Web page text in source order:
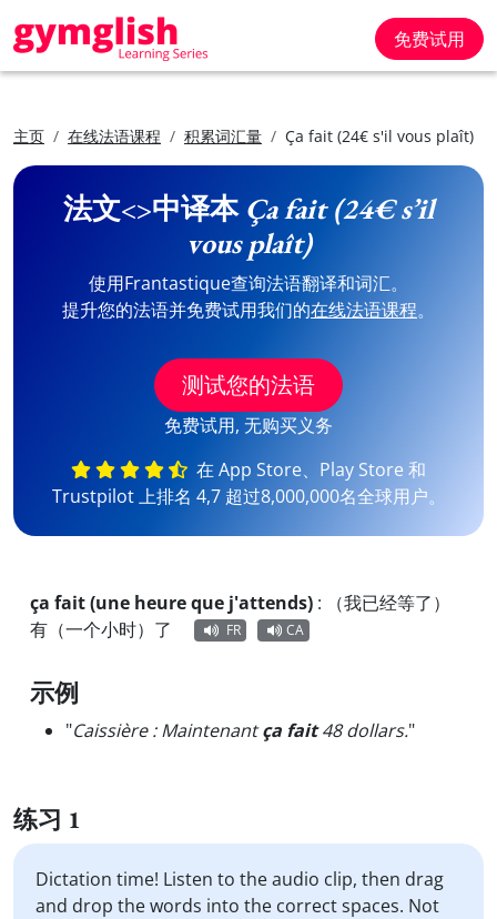
免费试用
主页 在线法语课程 积累词汇量 Ça fait (24€ s'il vous plaît)
法文<>中译本 Ça fait (24€ s’il
vous plaît)
使用Frantastique查询法语翻译和词汇。
提升您的法语并免费试用我们的在线法语课程。
测试您的法语
免费试用, 无购买义务
在 App Store、Play Store 和
Trustpilot 上排名 4,7 超过8,000,000名全球用户。
ça fait (une heure que j'attends) :
（我已经等了）
有（一个小时）了
FR CA
示例
"Caissière : Maintenantça fait48 dollars."
练习 1
Dictation time! Listen to the audio clip, then drag
and drop the words into the correct spaces. Not